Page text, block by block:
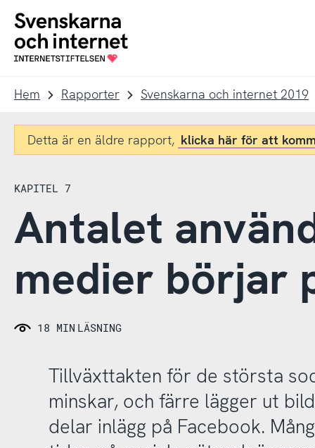
navigation
innehåll
To
startpage
Hem Rapporter Svenskarna och internet 2019
Detta är en äldre rapport, klicka här för att
KAPITEL 7
Antalet
medier börjar
18 MIN LÄSNING
Tillväxttakten för de största
minskar, och färre lägger ut
delar inlägg på Facebook.